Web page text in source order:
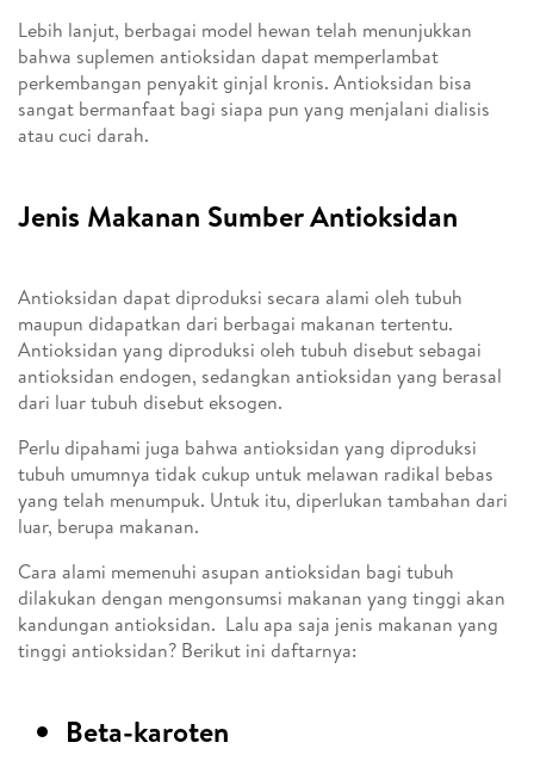
Lebih lanjut, berbagai model hewan telah menunjukkan
bahwa suplemen antioksidan dapat memperlambat
perkembangan penyakit ginjal kronis. Antioksidan bisa
sangat bermanfaat bagi siapa pun yang menjalani dialisis
atau cuci darah.
Jenis Makanan Sumber Antioksidan
Antioksidan dapat diproduksi secara alami oleh tubuh
maupun didapatkan dari berbagai makanan tertentu.
Antioksidan yang diproduksi oleh tubuh disebut sebagai
antioksidan endogen, sedangkan antioksidan yang berasal
dari luar tubuh disebut eksogen.
Perlu dipahami juga bahwa antioksidan yang diproduksi
tubuh umumnya tidak cukup untuk melawan radikal bebas
yang telah menumpuk. Untuk itu, diperlukan tambahan dari
luar, berupa makanan.
Cara alami memenuhi asupan antioksidan bagi tubuh
dilakukan dengan mengonsumsi makanan yang tinggi akan
kandungan antioksidan. Lalu apa saja jenis makanan yang
tinggi antioksidan? Berikut ini daftarnya:
Beta-karoten